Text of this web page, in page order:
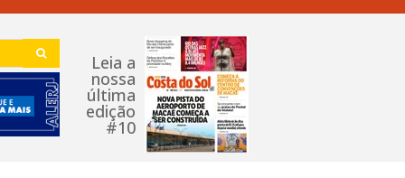
Leia a
nossa
última
edição
#10